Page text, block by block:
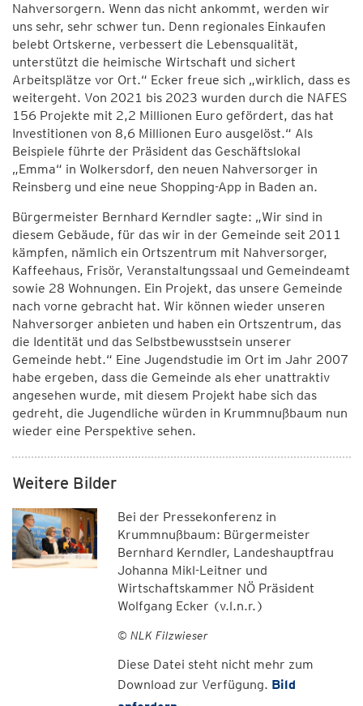
Nahversorgern. Wenn das nicht ankommt, werden wir
uns sehr, sehr schwer tun. Denn regionales Einkaufen
belebt Ortskerne, verbessert die Lebensqualität,
unterstützt die heimische Wirtschaft und sichert
Arbeitsplätze vor Ort.“ Ecker freue sich „wirklich, dass es
weitergeht. Von 2021 bis 2023 wurden durch die NAFES
156 Projekte mit 2,2 Millionen Euro gefördert, das hat
Investitionen von 8,6 Millionen Euro ausgelöst.“ Als
Beispiele führte der Präsident das Geschäftslokal
„Emma“ in Wolkersdorf, den neuen Nahversorger in
Reinsberg und eine neue Shopping-App in Baden an.
Bürgermeister Bernhard Kerndler sagte: „Wir sind in
diesem Gebäude, für das wir in der Gemeinde seit 2011
kämpfen, nämlich ein Ortszentrum mit Nahversorger,
Kaffeehaus, Frisör, Veranstaltungssaal und Gemeindeamt
sowie 28 Wohnungen. Ein Projekt, das unsere Gemeinde
nach vorne gebracht hat. Wir können wieder unseren
Nahversorger anbieten und haben ein Ortszentrum, das
die Identität und das Selbstbewusstsein unserer
Gemeinde hebt.“ Eine Jugendstudie im Ort im Jahr 2007
habe ergeben, dass die Gemeinde als eher unattraktiv
angesehen wurde, mit diesem Projekt habe sich das
gedreht, die Jugendliche würden in Krummnußbaum nun
wieder eine Perspektive sehen.
Weitere Bilder
Bei der Pressekonferenz in
Krummnußbaum: Bürgermeister
Bernhard Kerndler, Landeshauptfrau
Johanna Mikl-Leitner und
Wirtschaftskammer NÖ Präsident
Wolfgang Ecker (v.l.n.r.)
© NLK Filzwieser
Diese Datei steht nicht mehr zum
Download zur Verfügung. Bild